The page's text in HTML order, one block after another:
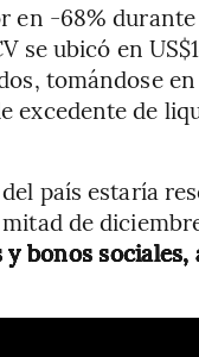
en -68%
se ubicó en
tomándose
de
país estaría
de
bonos